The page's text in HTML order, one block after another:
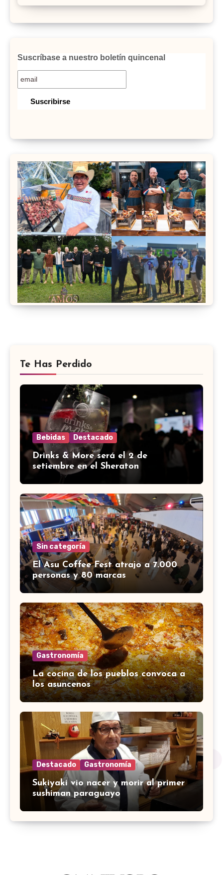
Suscríbase a nuestro boletín quincenal
Te Has Perdido
Bebidas Destacado
Drinks & More será el 2 de
setiembre en el Sheraton
Sin categoría
El Asu Coffee Fest atrajo a 7.000
personas y 80 marcas
Gastronomía
La cocina de los pueblos convoca a
los asuncenos
Destacado Gastronomía
Sukiyaki vio nacer y morir al primer
sushiman paraguayo